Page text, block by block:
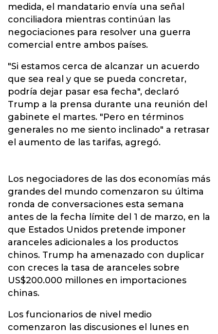
medida, el mandatario envía una señal
conciliadora mientras continúan las
negociaciones para resolver una guerra
comercial entre ambos países.
"Si estamos cerca de alcanzar un acuerdo
que sea real y que se pueda concretar,
podría dejar pasar esa fecha", declaró
Trump a la prensa durante una reunión del
gabinete el martes. "Pero en términos
generales no me siento inclinado" a retrasar
el aumento de las tarifas, agregó.
Los negociadores de las dos economías más
grandes del mundo comenzaron su última
ronda de conversaciones esta semana
antes de la fecha límite del 1 de marzo, en la
que Estados Unidos pretende imponer
aranceles adicionales a los productos
chinos. Trump ha amenazado con duplicar
con creces la tasa de aranceles sobre
US$200.000 millones en importaciones
chinas.
Los funcionarios de nivel medio
comenzaron las discusiones el lunes en